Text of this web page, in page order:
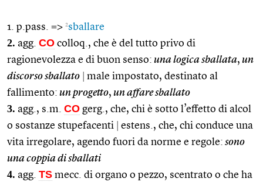
1. p.pass. => 2sballare
2. agg. CO colloq., che è del tutto privo di
ragionevolezza e di buon senso: una logica sballata, un
discorso sballato
male impostato, destinato al
fallimento: un progetto, un affare sballato
3. agg., s.m. CO gerg., che, chi è sotto l’effetto di alcol
o sostanze stupefacenti
estens., che, chi conduce una
vita irregolare, agendo fuori da norme e regole: sono
una coppia di sballati
4. agg. TS mecc. di organo o pezzo, scentrato o che ha